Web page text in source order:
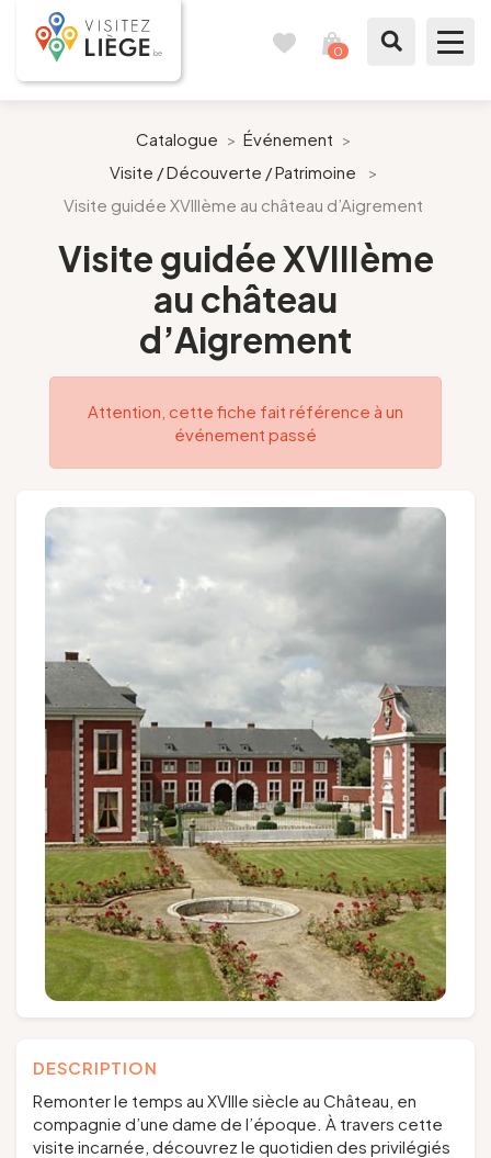
0
Comme un Liégeois
Préparer mon séjour
Presse
Groupes et voyagistes
FR EN NL DE
Catalogue > Événement >
Visite / Découverte / Patrimoine
>
Visite guidée XVIIIème au château d’Aigrement
Visite guidée XVIIIème
au château
d’Aigrement
Attention, cette fiche fait référence à un
événement passé
DESCRIPTION
Remonter le temps au XVIIIe siècle au Château, en
compagnie d’une dame de l’époque. À travers cette
visite incarnée, découvrez le quotidien des privilégiés